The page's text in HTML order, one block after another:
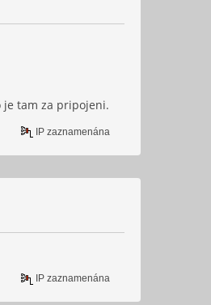
je tam za pripojeni.
IP zaznamenána
IP zaznamenána